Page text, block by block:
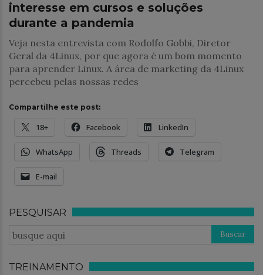
interesse em cursos e soluções
durante a pandemia
Veja nesta entrevista com Rodolfo Gobbi, Diretor
Geral da 4Linux, por que agora é um bom momento
para aprender Linux. A área de marketing da 4Linux
percebeu pelas nossas redes
Compartilhe este post:
18+ Facebook LinkedIn
WhatsApp Threads Telegram
E-mail
PESQUISAR
TREINAMENTO